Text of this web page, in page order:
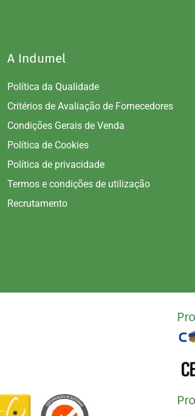
A Indumel
Política da Qualidade
Critérios de Avaliação de Fornecedores
Condições Gerais de Venda
Política de Cookies
Política de privacidade
Termos e condições de utilização
Recrutamento